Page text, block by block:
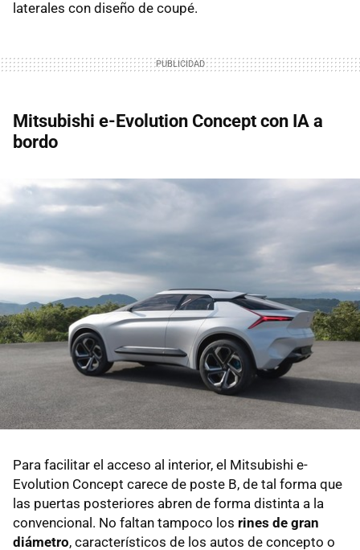
laterales con diseño de coupé.
Mitsubishi e-Evolution Concept con IA a
bordo
Para facilitar el acceso al interior, el Mitsubishi e-
Evolution Concept carece de poste B, de tal forma que
las puertas posteriores abren de forma distinta a la
convencional. No faltan tampoco los rines de gran
diámetro, característicos de los autos de concepto o